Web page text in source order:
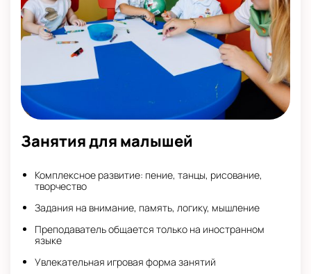
Занятия для малышей
Комплексное развитие: пение, танцы, рисование,
творчество
Задания на внимание, память, логику, мышление
Преподаватель общается только на иностранном
языке
Увлекательная игровая форма занятий